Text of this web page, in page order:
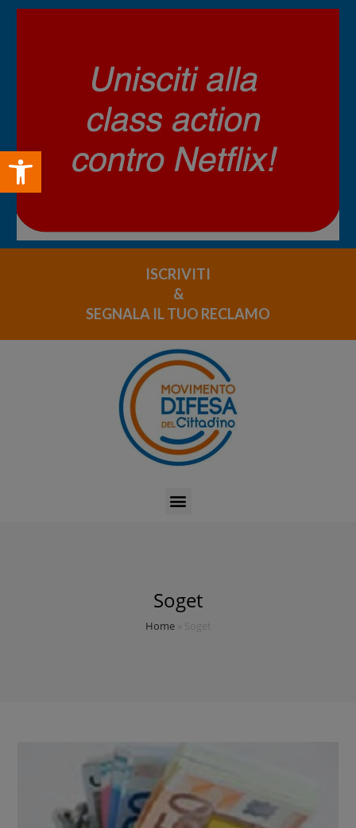
Open toolbar
ISCRIVITI
&
SEGNALA IL TUO RECLAMO
Soget
Home» Soget